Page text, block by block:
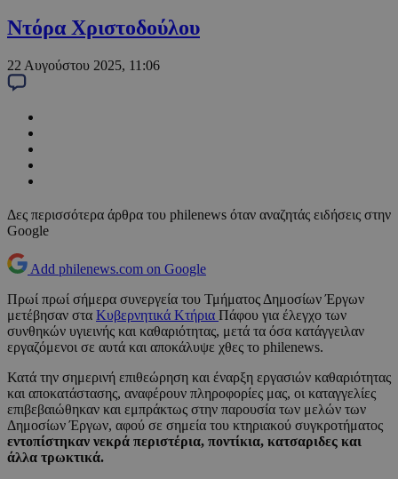
Ντόρα Χριστοδούλου
22 Αυγούστου 2025, 11:06
Δες περισσότερα άρθρα του philenews όταν αναζητάς ειδήσεις στην
Google
Add philenews.com on Google
Πρωί πρωί σήμερα συνεργεία του Τμήματος Δημοσίων Έργων
μετέβησαν στα Κυβερνητικά Κτήρια Πάφου για έλεγχο των
συνθηκών υγιεινής και καθαριότητας, μετά τα όσα κατάγγειλαν
εργαζόμενοι σε αυτά και αποκάλυψε χθες το philenews.
Κατά την σημερινή επιθεώρηση και έναρξη εργασιών καθαριότητας
και αποκατάστασης, αναφέρουν πληροφορίες μας, οι καταγγελίες
επιβεβαιώθηκαν και εμπράκτως στην παρουσία των μελών των
Δημοσίων Έργων, αφού σε σημεία του κτηριακού συγκροτήματος
εντοπίστηκαν νεκρά περιστέρια, ποντίκια, κατσαριδες και
άλλα τρωκτικά.